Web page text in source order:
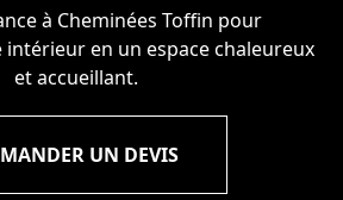
à Cheminées Toffin pour
en un espace chaleureux
et accueillant.
UN DEVIS